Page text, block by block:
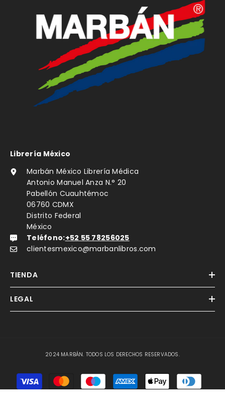
Librería México
Marbán México Librería Médica
Antonio Manuel Anza N.° 20
Pabellón Cuauhtémoc
06760 CDMX
Distrito Federal
México
Teléfono:+52 55 78256025
clientesmexico@marbanlibros.com
TIENDA
LEGAL
2024 MARBÁN. TODOS LOS DERECHOS RESERVADOS.
Métodos
de